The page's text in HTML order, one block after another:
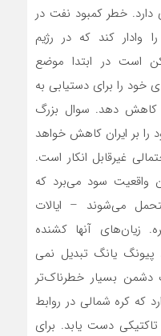
دارد. خطر کمبود نفت در
وادار کند که در رژیم
است در ابتدا موضع
را برای دستیابی به
کاهش دهد. سوال بزرگ
را بر ایران کاهش خواهد
غیرقابل انکار است.
واقعیت سود‌ می‌برد که
می‌شوند – ایالات
زیان‌های آنها کشنده
یانگ تبدیل نمی
دشمن بسیار خطرناک‌تر
که کره شمالی در روابط
دست یابد. برای